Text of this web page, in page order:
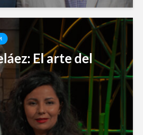
El arte del